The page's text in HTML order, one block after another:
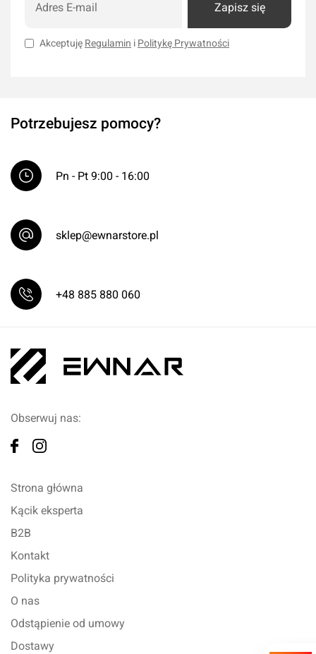
Zapisz się
Akceptuję Regulamin i Politykę Prywatności
Potrzebujesz pomocy?
Pn - Pt 9:00 - 16:00
sklep@ewnarstore.pl
+48 885 880 060
Obserwuj nas:
Strona główna
Kącik eksperta
B2B
Kontakt
Polityka prywatności
O nas
Odstąpienie od umowy
Dostawy